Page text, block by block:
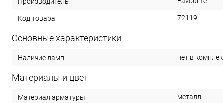
Код товара 72119
Основные характеристики
Наличие ламп нет в
Материалы и цвет
Материал арматуры металл